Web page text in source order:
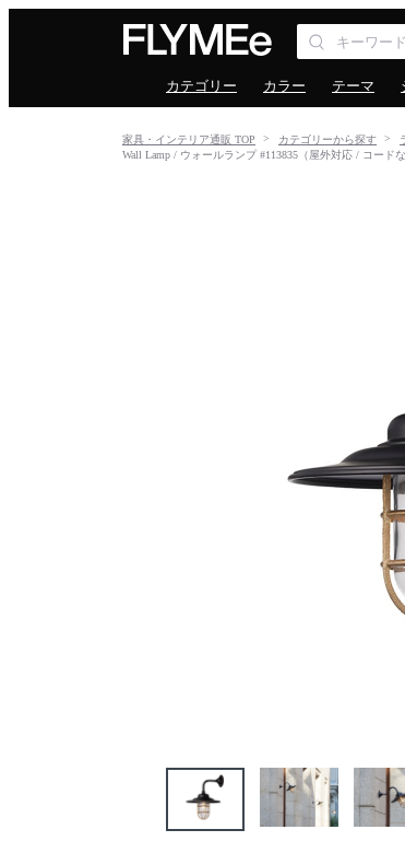
カテゴリー カラー テーマ
家具・インテリア通販 TOP カテゴリーから探す
Wall Lamp / ウォールランプ #113835（屋外対応 / コードな